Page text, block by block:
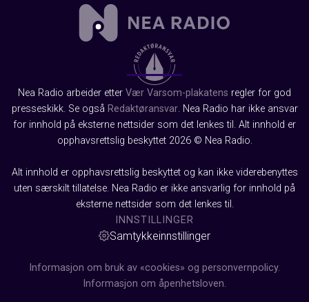
Nea Radio arbeider etter Vær Varsom-plakatens regler for god
presseskikk. Se også Redaktøransvar. Nea Radio har ikke ansvar
for innhold på eksterne nettsider som det lenkes til. Alt innhold er
opphavsrettslig beskyttet 2026 © Nea Radio.
Alt innhold er opphavsrettslig beskyttet og kan ikke viderebenyttes
uten særskilt tillatelse. Nea Radio er ikke ansvarlig for innhold på
eksterne nettsider som det lenkes til.
INNSTILLINGER
Samtykkeinnstillinger
Informasjon om bruk av «cookies» og personvernpolicy.
Informasjon om åpenhetsloven.